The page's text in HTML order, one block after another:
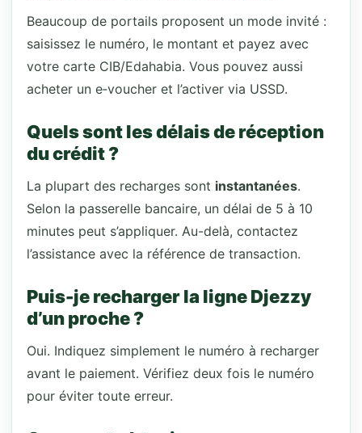
Beaucoup de portails proposent un mode invité :
saisissez le numéro, le montant et payez avec
votre carte CIB/Edahabia. Vous pouvez aussi
acheter un e‑voucher et l’activer via USSD.
Quels sont les délais de réception
du crédit ?
La plupart des recharges sont instantanées.
Selon la passerelle bancaire, un délai de 5 à 10
minutes peut s’appliquer. Au-delà, contactez
l’assistance avec la référence de transaction.
Puis-je recharger la ligne Djezzy
d’un proche ?
Oui. Indiquez simplement le numéro à recharger
avant le paiement. Vérifiez deux fois le numéro
pour éviter toute erreur.